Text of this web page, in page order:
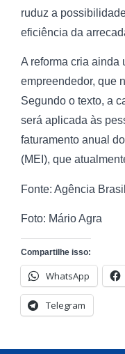
ruduz a
eficiência da
A reforma cria ainda
empreendedor, que
Segundo o texto, a
será aplicada às
faturamento anual
(MEI), que
Fonte: Agência Brasil
Foto: Mário Agra
Compartilhe isso:
WhatsApp
Telegram